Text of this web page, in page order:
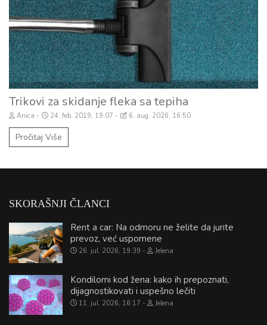
Trikovi za skidanje fleka sa tepiha
Anica 24. feb. 2019, 19:07 6. aug. 2026, 16:50
Pročitaj Više
SKORAŠNJI ČLANCI
Rent a car: Na odmoru ne želite da jurite
prevoz, već uspomene
26. jul. 2026, 19:39 Jelena
Kondilomi kod žena: kako ih prepoznati,
dijagnostikovati i uspešno lečiti
11. jul. 2026, 16:17 Jelena